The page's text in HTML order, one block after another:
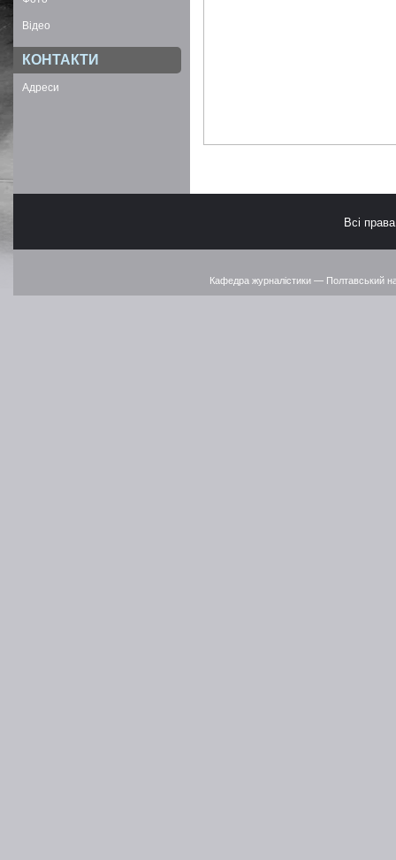
Відео
КОНТАКТИ
Адреси
Всі
Кафедра журналістики — Полтавський